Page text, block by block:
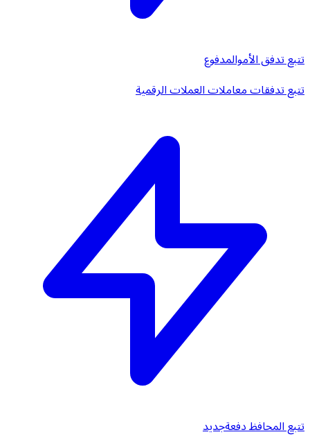
تتبع تدفق الأموالمدفوع
تتبع تدفقات معاملات العملات الرقمية
تتبع المحافظ دفعةجديد